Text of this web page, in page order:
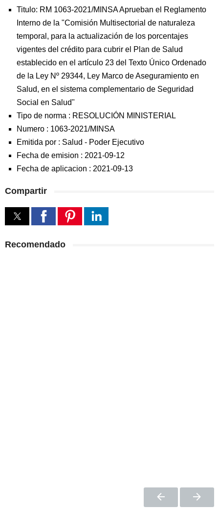
Titulo: RM 1063-2021/MINSA Aprueban el Reglamento
Interno de la "Comisión Multisectorial de naturaleza
temporal, para la actualización de los porcentajes
vigentes del crédito para cubrir el Plan de Salud
establecido en el artículo 23 del Texto Único Ordenado
de la Ley Nº 29344, Ley Marco de Aseguramiento en
Salud, en el sistema complementario de Seguridad
Social en Salud"
Tipo de norma : RESOLUCIÓN MINISTERIAL
Numero : 1063-2021/MINSA
Emitida por : Salud - Poder Ejecutivo
Fecha de emision : 2021-09-12
Fecha de aplicacion : 2021-09-13
Compartir
Recomendado